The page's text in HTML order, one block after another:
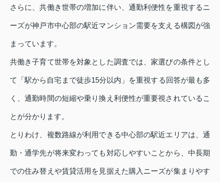
さらに、共働き世帯の増加に伴い、通勤利便性を重視するニ
ーズが神戸市中心部の駅近マンション需要を支える構図が強
まっています。
共働き子育て世帯を対象とした調査では、家選びの条件とし
て「駅から自宅まで徒歩15分以内」を重視する回答が最も多
く、通勤時間の短縮や乗り換え利便性が重要視されているこ
とが分かります。
とりわけ、複数路線が利用できる中心部の駅近エリアは、通
勤・通学先が将来変わっても対応しやすいことから、中長期
での住み替えや賃貸活用を見据えた購入ニーズが集まりやす